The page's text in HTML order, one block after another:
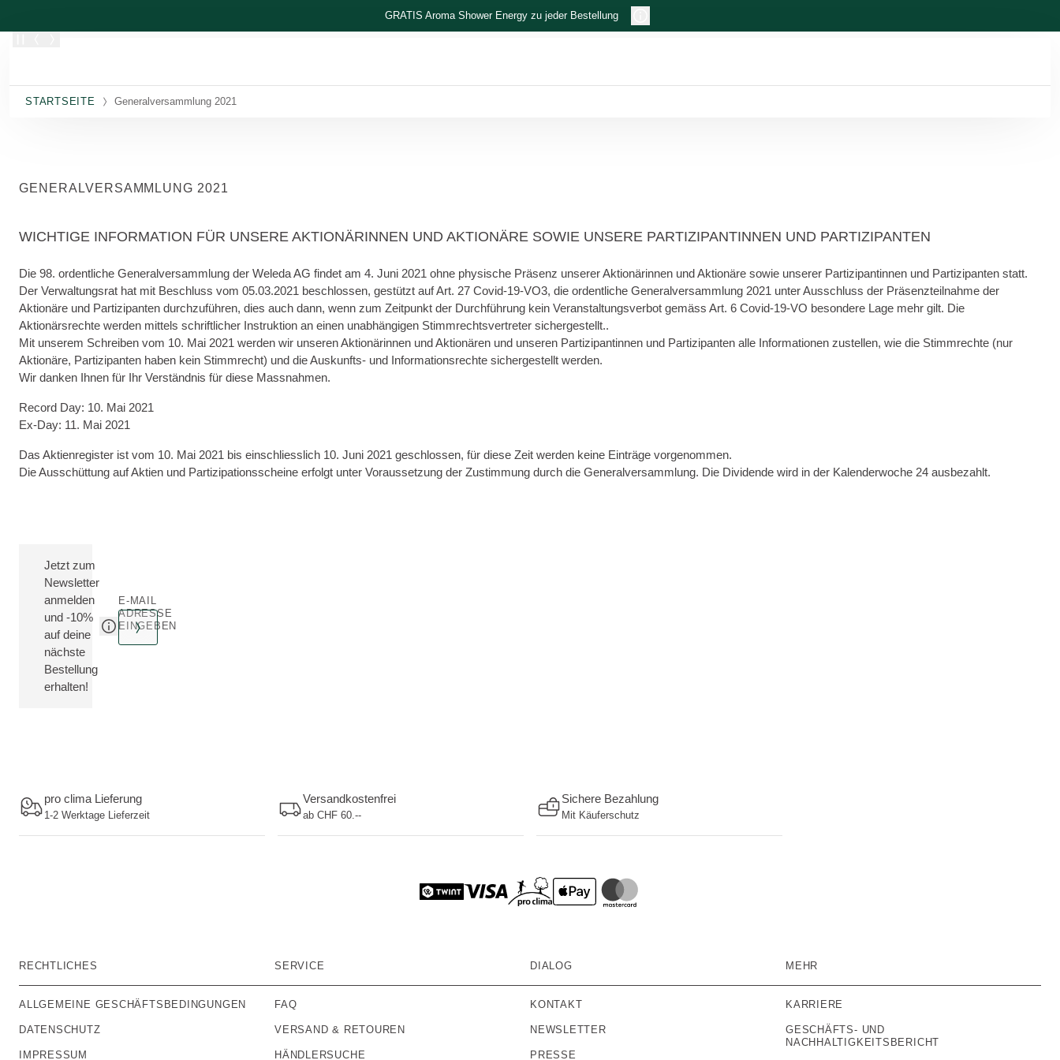
GRATIS Aroma Shower Energy zu jeder Bestellung
STARTSEITE Generalversammlung 2021
GENERALVERSAMMLUNG 2021
WICHTIGE INFORMATION FÜR UNSERE AKTIONÄRINNEN UND AKTIONÄRE SOWIE UNSERE PARTIZIPANTINNEN UND PARTIZIPANTEN
Die 98. ordentliche Generalversammlung der Weleda AG findet am 4. Juni 2021 ohne physische Präsenz unserer Aktionärinnen und Aktionäre sowie unserer Partizipantinnen und Partizipanten statt.
Der Verwaltungsrat hat mit Beschluss vom 05.03.2021 beschlossen, gestützt auf Art. 27 Covid-19-VO3, die ordentliche Generalversammlung 2021 unter Ausschluss der Präsenzteilnahme der
Aktionäre und Partizipanten durchzuführen, dies auch dann, wenn zum Zeitpunkt der Durchführung kein Veranstaltungsverbot gemäss Art. 6 Covid-19-VO besondere Lage mehr gilt. Die
Aktionärsrechte werden mittels schriftlicher Instruktion an einen unabhängigen Stimmrechtsvertreter sichergestellt..
Mit unserem Schreiben vom 10. Mai 2021 werden wir unseren Aktionärinnen und Aktionären und unseren Partizipantinnen und Partizipanten alle Informationen zustellen, wie die Stimmrechte (nur
Aktionäre, Partizipanten haben kein Stimmrecht) und die Auskunfts- und Informationsrechte sichergestellt werden.
Wir danken Ihnen für Ihr Verständnis für diese Massnahmen.
Record Day: 10. Mai 2021
Ex-Day: 11. Mai 2021
Das Aktienregister ist vom 10. Mai 2021 bis einschliesslich 10. Juni 2021 geschlossen, für diese Zeit werden keine Einträge vorgenommen.
Die Ausschüttung auf Aktien und Partizipationsscheine erfolgt unter Voraussetzung der Zustimmung durch die Generalversammlung. Die Dividende wird in der Kalenderwoche 24 ausbezahlt.
Jetzt zum
Newsletter
anmelden
und -10%
auf deine
nächste
Bestellung
erhalten!
E-MAIL
ADRESSE
EINGEBEN
pro clima Lieferung
1-2 Werktage Lieferzeit
Versandkostenfrei
ab CHF 60.--
Sichere Bezahlung
Mit Käuferschutz
RECHTLICHES
ALLGEMEINE GESCHÄFTSBEDINGUNGEN
DATENSCHUTZ
IMPRESSUM
SERVICE
FAQ
VERSAND & RETOUREN
HÄNDLERSUCHE
DIALOG
KONTAKT
NEWSLETTER
PRESSE
MEHR
KARRIERE
GESCHÄFTS- UND
NACHHALTIGKEITSBERICHT